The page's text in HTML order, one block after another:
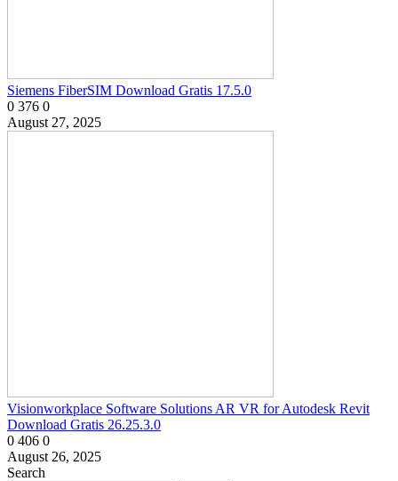
Siemens FiberSIM Download Gratis 17.5.0
0 376 0
August 27, 2025
Visionworkplace Software Solutions AR VR for Autodesk Revit
Download Gratis 26.25.3.0
0 406 0
August 26, 2025
Search